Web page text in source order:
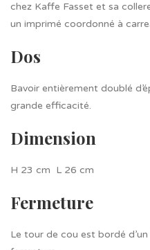
chez Kaffe Fasset et sa
un imprimé coordonné à
Dos
Bavoir entièrement doublé
grande efficacité.
Dimension
H 23 cm L 26 cm
Fermeture
Le tour de cou est bordé